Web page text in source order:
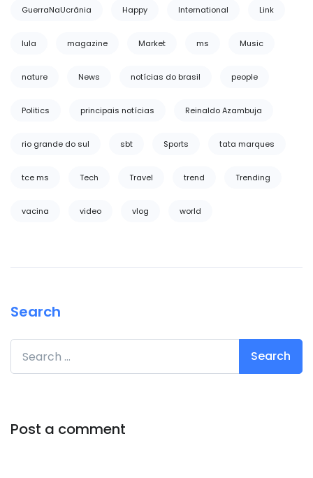
GuerraNaUcrânia Happy International Link
lula magazine Market ms Music
nature News notícias do brasil people
Politics principais notícias Reinaldo Azambuja
rio grande do sul sbt Sports tata marques
tce ms Tech Travel trend Trending
vacina video vlog world
Search
Search for:
Post a comment